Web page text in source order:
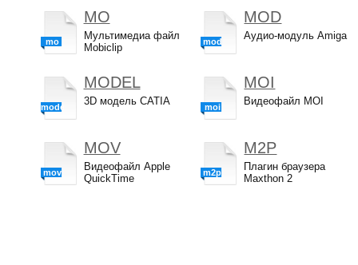
mo
MO
Мультимедиа файл
Mobiclip
model
MODEL
3D модель CATIA
mov
MOV
Видеофайл Apple
QuickTime
mod
MOD
Аудио-модуль Amiga
moi
MOI
Видеофайл MOI
m2p
M2P
Плагин браузера
Maxthon 2